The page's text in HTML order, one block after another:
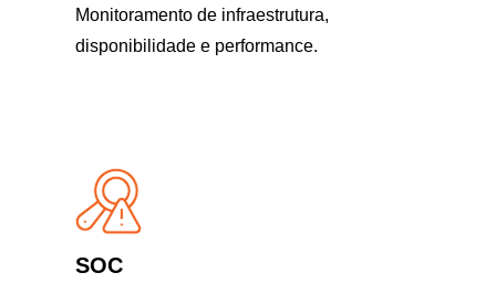
Monitoramento de infraestrutura,
disponibilidade e performance.
SOC